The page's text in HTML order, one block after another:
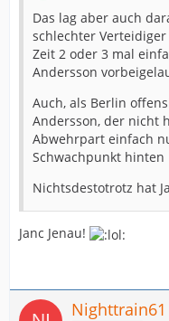
Das lag aber auch
schlechter
Zeit 2 oder 3 mal
Andersson
Auch, als Berlin
Andersson, der nicht
Abwehrpart einfach
Schwachpunkt hinten
Nichtsdestotrotz hat
Janc Jenau!
Nighttrain61